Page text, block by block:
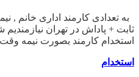
ثابت + پاداش در تهران نیازمندیم
استخدام کارمند بصورت نیمه
استخدام